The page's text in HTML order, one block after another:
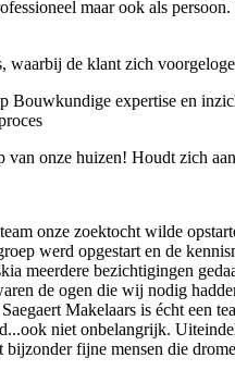
maar ook als
waarbij de klant zich
Bouwkundige expertise en
onze huizen! Houdt zich
onze zoektocht wilde
werd opgestart en de
meerdere bezichtigingen
de ogen die wij nodig
Makelaars is écht een
niet onbelangrijk.
fijne mensen die